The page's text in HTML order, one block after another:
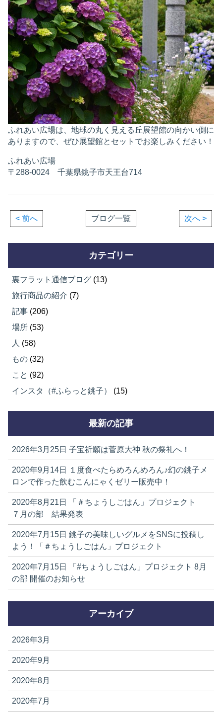
ふれあい広場は、地球の丸く見える丘展望館の向かい側に
ありますので、ぜひ展望館とセットでお楽しみください！
ふれあい広場
〒288-0024 千葉県銚子市天王台714
< 前へ ブログ一覧 次へ >
カテゴリー
裏フラット通信ブログ (13)
旅行商品の紹介 (7)
記事 (206)
場所 (53)
人 (58)
もの (32)
こと (92)
インスタ（#ふらっと銚子）
(15)
最新の記事
2026年3月25日 子宝祈願は菅原大神 秋の祭礼へ！
2020年9月14日
１度食べたらめろんめろん♪幻の銚子メ
ロンで作った飲むこんにゃくゼリー販売中！
2020年8月21日
「＃ちょうしごはん」プロジェクト
７月の部 結果発表
2020年7月15日 銚子の美味しいグルメをSNSに投稿し
よう！「＃ちょうしごはん」プロジェクト
2020年7月15日
「#ちょうしごはん」プロジェクト 8月
の部 開催のお知らせ
アーカイブ
2026年3月
2020年9月
2020年8月
2020年7月